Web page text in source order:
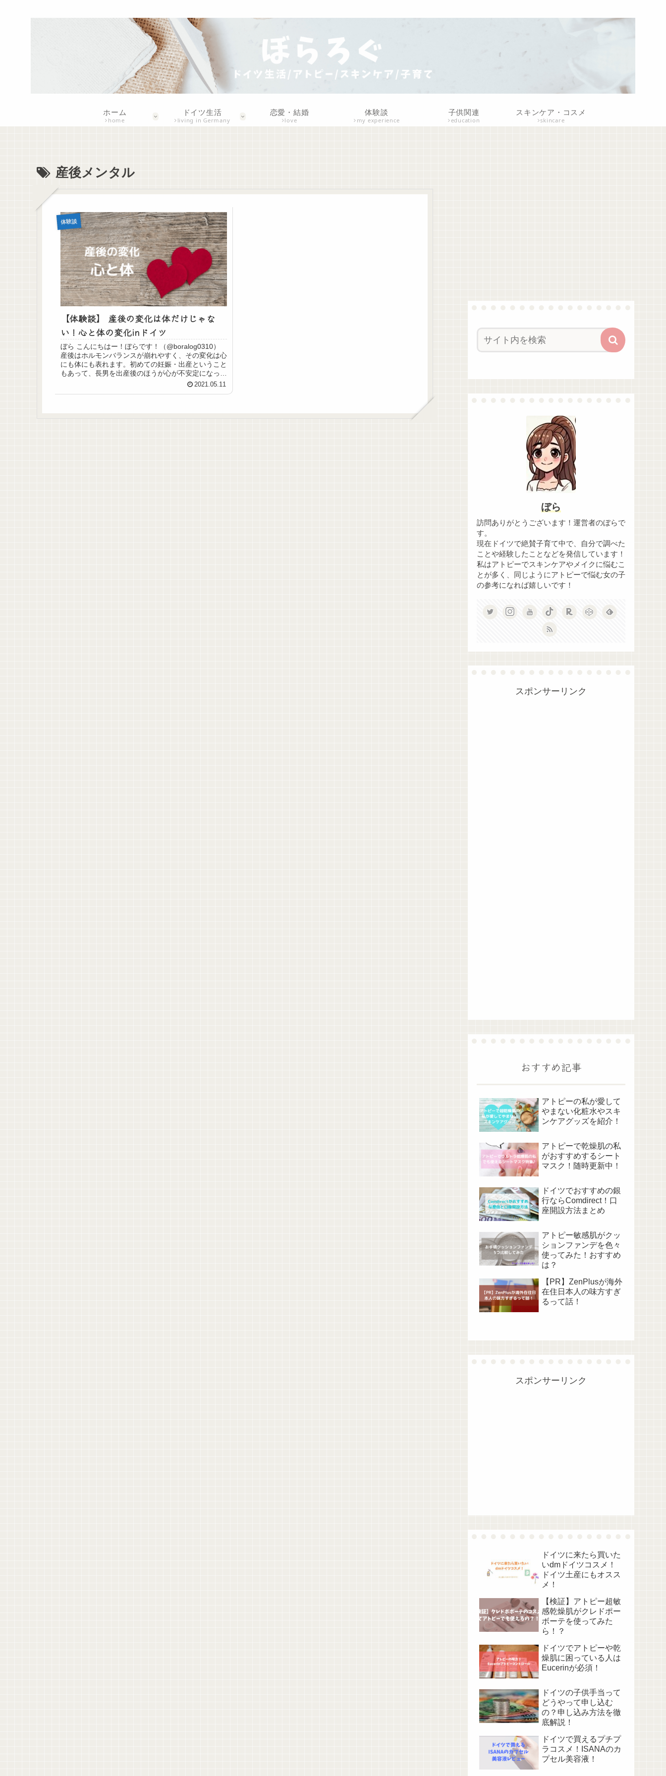
ホーム
home
ドイツ生活
living in Germany
恋愛・結婚
love
体験談
my experience
子供関連
education
スキンケア・コスメ
skincare
産後メンタル
体験談
【体験談】 産後の変化は体だけじゃな
い！心と体の変化inドイツ
ぼら こんにちはー！ぼらです！（@boralog0310）
産後はホルモンバランスが崩れやすく、その変化は心
にも体にも表れます。初めての妊娠・出産ということ
もあって、長男を出産後のほうが心が不安定になった
ので、そのときの体験をシェアさせてい... 2021.05.11
ぼら
訪問ありがとうございます！運営者のぼらで
す。
現在ドイツで絶賛子育て中で、自分で調べた
ことや経験したことなどを発信しています！
私はアトピーでスキンケアやメイクに悩むこ
とが多く、同じようにアトピーで悩む女の子
の参考になれば嬉しいです！
スポンサーリンク
おすすめ記事
アトピーの私が愛して
やまない化粧水やスキ
ンケアグッズを紹介！
アトピーで乾燥肌の私
がおすすめするシート
マスク！随時更新中！
ドイツでおすすめの銀
行ならComdirect！口
座開設方法まとめ
アトピー敏感肌がクッ
ションファンデを色々
使ってみた！おすすめ
は？
【PR】ZenPlusが海外
在住日本人の味方すぎ
るって話！
スポンサーリンク
ドイツに来たら買いた
いdmドイツコスメ！
ドイツ土産にもオスス
メ！
【検証】アトピー超敏
感乾燥肌がクレドポー
ボーテを使ってみた
ら！？
ドイツでアトピーや乾
燥肌に困っている人は
Eucerinが必須！
ドイツの子供手当って
どうやって申し込む
の？申し込み方法を徹
底解説！
ドイツで買えるプチプ
ラコスメ！ISANAのカ
プセル美容液！